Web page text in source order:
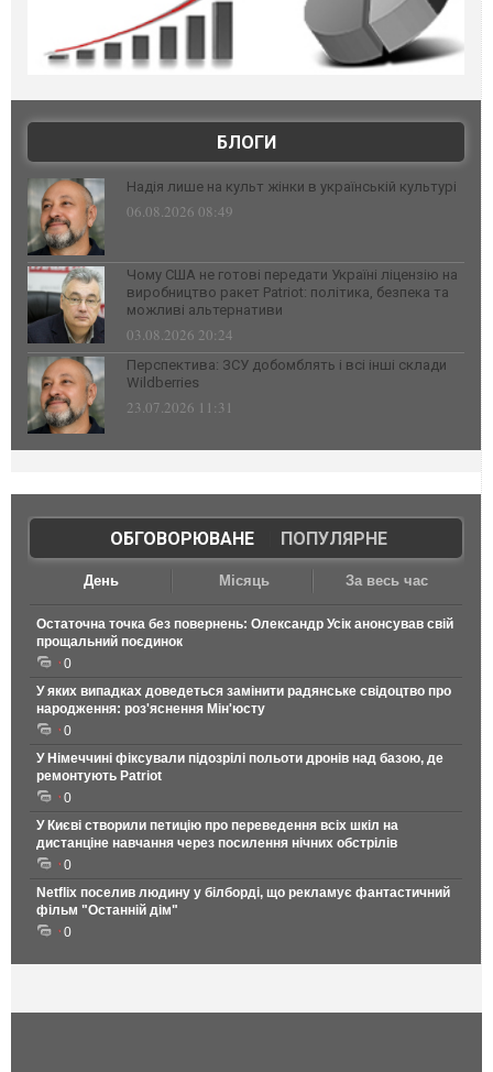
БЛОГИ
Надія лише на культ жінки в українській культурі
06.08.2026 08:49
Чому США не готові передати Україні ліцензію на
виробництво ракет Patriot: політика, безпека та
можливі альтернативи
03.08.2026 20:24
Перспектива: ЗСУ добомблять і всі інші склади
Wildberries
23.07.2026 11:31
ОБГОВОРЮВАНЕ| ПОПУЛЯРНЕ
День Місяць За весь час
Остаточна точка без повернень: Олександр Усік анонсував свій
прощальний поєдинок
0
У яких випадках доведеться замінити радянське свідоцтво про
народження: роз'яснення Мін'юсту
0
У Німеччині фіксували підозрілі польоти дронів над базою, де
ремонтують Patriot
0
У Києві створили петицію про переведення всіх шкіл на
дистанціне навчання через посилення нічних обстрілів
0
Netflix поселив людину у білборді, що рекламує фантастичний
фільм "Останній дім"
0